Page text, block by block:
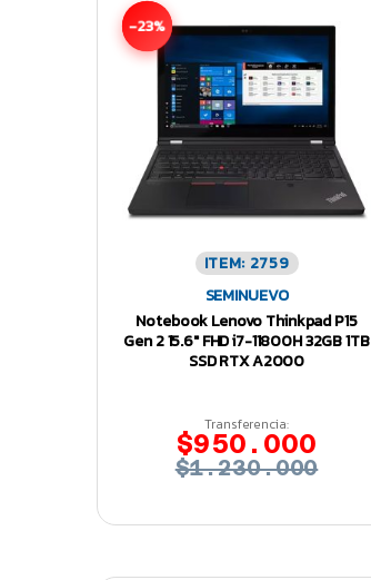
-23%
ITEM: 2759
SEMINUEVO
Notebook Lenovo Thinkpad P15
Gen 2 15.6″ FHD i7-11800H 32GB 1TB
SSD RTX A2000
Transferencia:
$950.000
$1.230.000